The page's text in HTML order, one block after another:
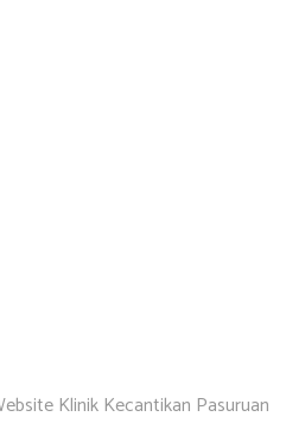
Klinik Kecantikan Pasuruan